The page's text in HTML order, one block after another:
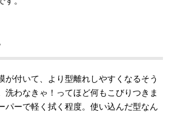
が付いて、より型離れしやすくなるそう
洗わなきゃ！ってほど何もこびりつきま
パーで軽く拭く程度。使い込んだ型なん